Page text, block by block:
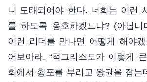
니 도태되어야 한다. 너희는 이런
를 하도록 옹호하겠느냐? (아닙니
이런 리더를 만나면 어떻게 해야
어보아라. “적그리스도가 이렇게
회에서 횡포를 부리고 왕권을 잡는